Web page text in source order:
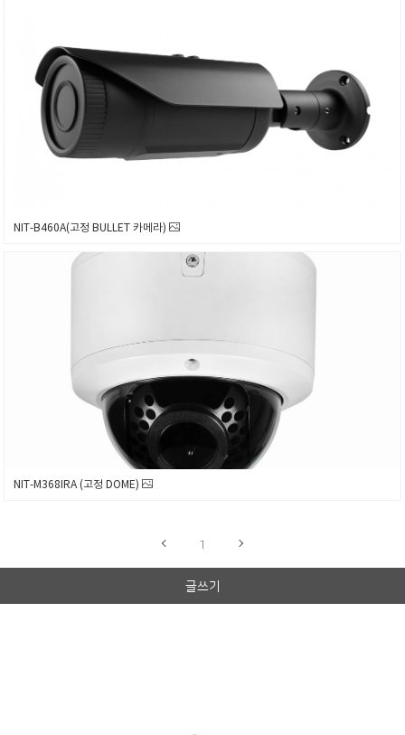
NIT-B460A(고정 BULLET 카메라)
NIT-M368IRA (고정 DOME)
1
글쓰기